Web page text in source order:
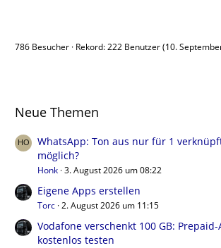
786 Besucher Rekord: 222 Benutzer (10.
Neue Themen
WhatsApp: Ton aus nur für 1
möglich?
Honk 3. August 2026 um 08:22
Eigene Apps erstellen
Torc 2. August 2026 um 11:15
Vodafone verschenkt 100 GB:
kostenlos testen